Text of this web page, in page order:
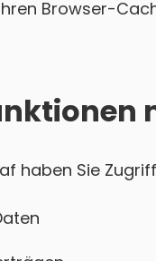
Browser-
haben Sie